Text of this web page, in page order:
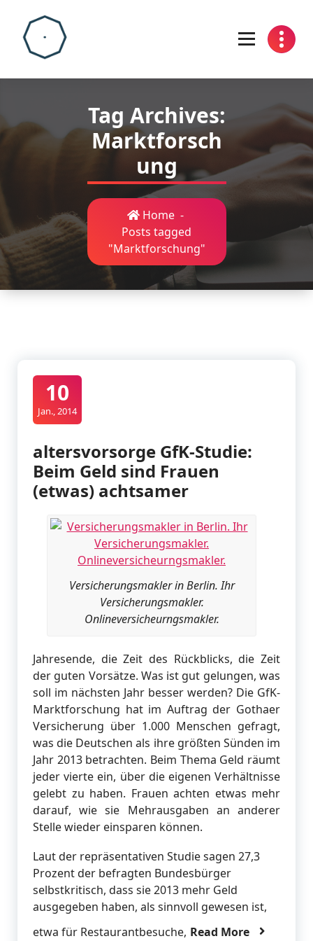
content
Tag Archives:
Marktforsch
ung
Home-
Posts tagged
"Marktforschung"
10
Jan., 2014
altersvorsorge GfK-Studie:
Beim Geld sind Frauen
(etwas) achtsamer
Versicherungsmakler in Berlin. Ihr
Versicherungsmakler.
Onlineversicheurngsmakler.
Jahresende, die Zeit des Rückblicks, die Zeit
der guten Vorsätze. Was ist gut gelungen, was
soll im nächsten Jahr besser werden? Die GfK-
Marktforschung hat im Auftrag der Gothaer
Versicherung über 1.000 Menschen gefragt,
was die Deutschen als ihre größten Sünden im
Jahr 2013 betrachten. Beim Thema Geld räumt
jeder vierte ein, über die eigenen Verhältnisse
gelebt zu haben. Frauen achten etwas mehr
darauf, wie sie Mehrausgaben an anderer
Stelle wieder einsparen können.
Laut der repräsentativen Studie sagen 27,3
Prozent der befragten Bundesbürger
selbstkritisch, dass sie 2013 mehr Geld
ausgegeben haben, als sinnvoll gewesen ist,
etwa für Restaurantbesuche, Read More